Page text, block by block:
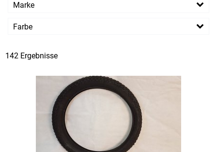
Marke
Schwalbe
Farbe
142 Ergebnisse